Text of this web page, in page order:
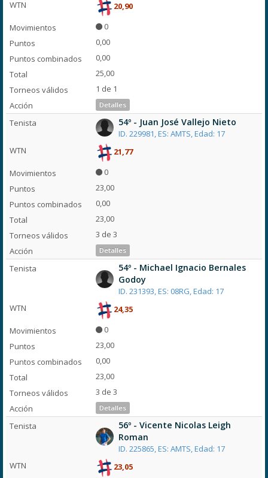
20,90
0
0,00
0,00
25,00
1 de 1
Detalles
54º - Juan José Vallejo Nieto
ID. 229981, ES: AMTS, Edad: 17
21,77
0
23,00
0,00
23,00
3 de 3
Detalles
54º - Michael Ignacio Bernales
Godoy
ID. 231393, ES: 08RG, Edad: 17
24,35
0
23,00
0,00
23,00
3 de 3
Detalles
56º - Vicente Nicolas Leigh
Roman
ID. 225865, ES: AMTS, Edad: 17
23,05